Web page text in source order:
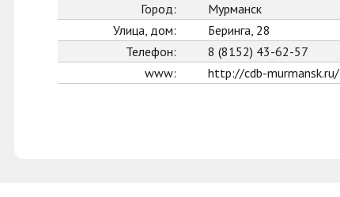
Город:
Мурманск
Улица, дом:
Беринга, 28
Телефон:
8 (8152) 43-62-57
www:
http://cdb-murmansk.ru/